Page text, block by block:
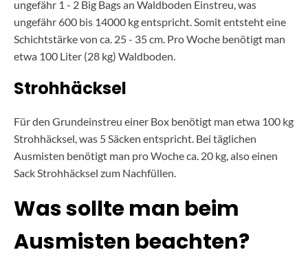
ungefähr 1 - 2 Big Bags an Waldboden Einstreu, was
ungefähr 600 bis 14000 kg entspricht. Somit entsteht eine
Schichtstärke von ca. 25 - 35 cm. Pro Woche benötigt man
etwa 100 Liter (28 kg) Waldboden.
Strohhäcksel
Für den Grundeinstreu einer Box benötigt man etwa 100 kg
Strohhäcksel, was 5 Säcken entspricht. Bei täglichen
Ausmisten benötigt man pro Woche ca. 20 kg, also einen
Sack Strohhäcksel zum Nachfüllen.
Was sollte man beim
Ausmisten beachten?